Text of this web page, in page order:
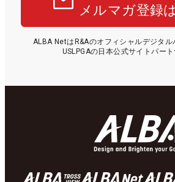
メルマガ登録
ALBA NetはR&Aのオフィシャルデジタ
USLPGAの日本公式サイトパート